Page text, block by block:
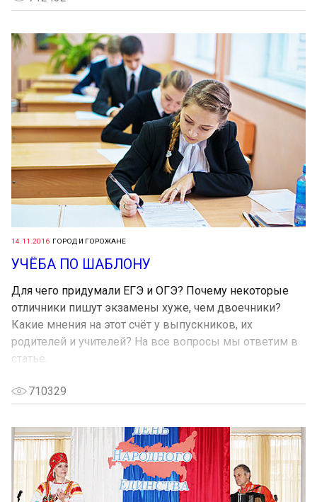
14.11.2016 ГОРОД И ГОРОЖАНЕ
УЧЁБА ПО ШАБЛОНУ
Для чего придумали ЕГЭ и ОГЭ? Почему некоторые
отличники пишут экзамены хуже, чем двоечники?
Какие мнения на этот счёт у выпускников, их
родителей и учителей? На все вопросы мы ответим в
статье.
710329